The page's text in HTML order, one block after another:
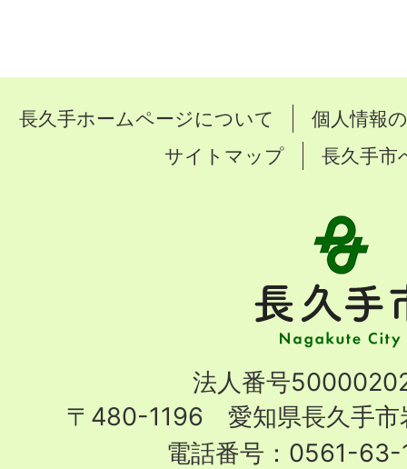
長久手ホームページについて
個人情報
サイトマップ
長久手市
手
市
City
法人番号
〒480-1196 愛知県長久手市
電話番号：0561-63-